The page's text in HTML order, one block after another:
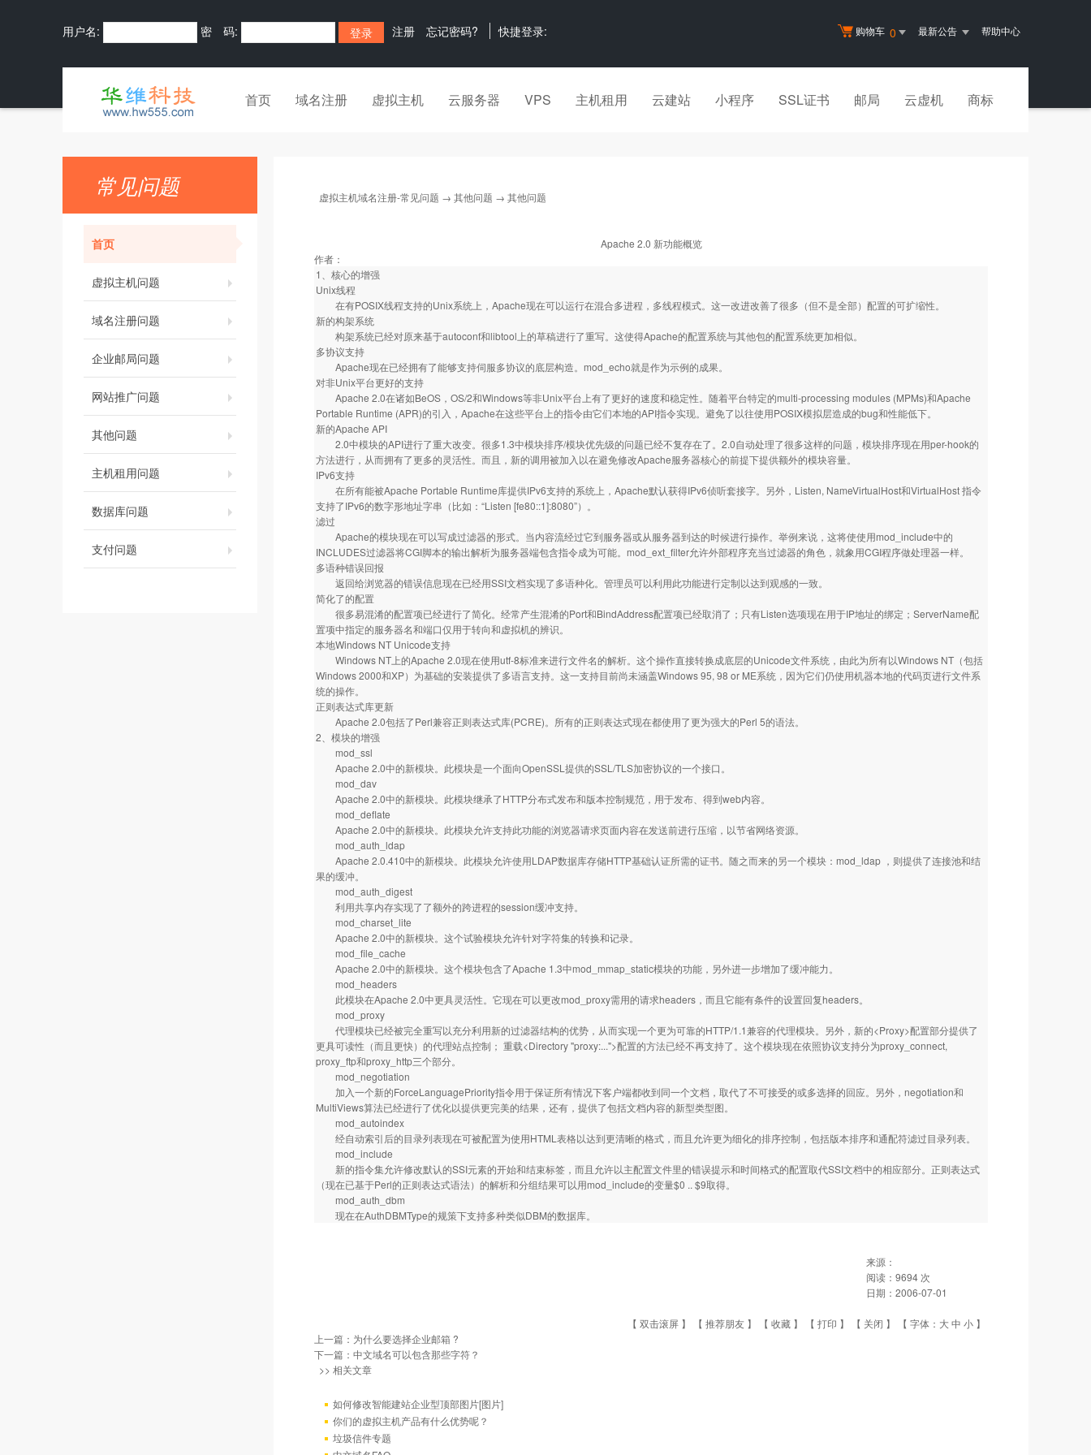
购物车 0 最新公告 帮助中心
用户名: 密 码: 注册 忘记密码? 快捷登录:
首页 域名注册 虚拟主机 云服务器 VPS 主机租用 云建站 小程序 SSL证书 邮局 云虚机 商标
常见问题
首页
虚拟主机问题
域名注册问题
企业邮局问题
网站推广问题
其他问题
主机租用问题
数据库问题
支付问题
虚拟主机域名注册-常见问题 → 其他问题 → 其他问题
Apache 2.0 新功能概览
作者：
1、核心的增强
Unix线程
在有POSIX线程支持的Unix系统上，Apache现在可以运行在混合多进程，多线程模式。这一改进改善了很多（但不是全部）配置的可扩缩性。
新的构架系统
构架系统已经对原来基于autoconf和libtool上的草稿进行了重写。这使得Apache的配置系统与其他包的配置系统更加相似。
多协议支持
Apache现在已经拥有了能够支持伺服多协议的底层构造。mod_echo就是作为示例的成果。
对非Unix平台更好的支持
Apache 2.0在诸如BeOS，OS/2和Windows等非Unix平台上有了更好的速度和稳定性。随着平台特定的multi-processing modules (MPMs)和Apache
Portable Runtime (APR)的引入，Apache在这些平台上的指令由它们本地的API指令实现。避免了以往使用POSIX模拟层造成的bug和性能低下。
新的Apache API
2.0中模块的API进行了重大改变。很多1.3中模块排序/模块优先级的问题已经不复存在了。2.0自动处理了很多这样的问题，模块排序现在用per-hook的
方法进行，从而拥有了更多的灵活性。而且，新的调用被加入以在避免修改Apache服务器核心的前提下提供额外的模块容量。
IPv6支持
在所有能被Apache Portable Runtime库提供IPv6支持的系统上，Apache默认获得IPv6侦听套接字。另外，Listen, NameVirtualHost和VirtualHost 指令
支持了IPv6的数字形地址字串（比如：“Listen [fe80::1]:8080”）。
滤过
Apache的模块现在可以写成过滤器的形式。当内容流经过它到服务器或从服务器到达的时候进行操作。举例来说，这将使使用mod_include中的
INCLUDES过滤器将CGI脚本的输出解析为服务器端包含指令成为可能。mod_ext_filter允许外部程序充当过滤器的角色，就象用CGI程序做处理器一样。
多语种错误回报
返回给浏览器的错误信息现在已经用SSI文档实现了多语种化。管理员可以利用此功能进行定制以达到观感的一致。
简化了的配置
很多易混淆的配置项已经进行了简化。经常产生混淆的Port和BindAddress配置项已经取消了；只有Listen选项现在用于IP地址的绑定；ServerName配
置项中指定的服务器名和端口仅用于转向和虚拟机的辨识。
本地Windows NT Unicode支持
Windows NT上的Apache 2.0现在使用utf-8标准来进行文件名的解析。这个操作直接转换成底层的Unicode文件系统，由此为所有以Windows NT（包括
Windows 2000和XP）为基础的安装提供了多语言支持。这一支持目前尚未涵盖Windows 95, 98 or ME系统，因为它们仍使用机器本地的代码页进行文件系
统的操作。
正则表达式库更新
Apache 2.0包括了Perl兼容正则表达式库(PCRE)。所有的正则表达式现在都使用了更为强大的Perl 5的语法。
2、模块的增强
mod_ssl
Apache 2.0中的新模块。此模块是一个面向OpenSSL提供的SSL/TLS加密协议的一个接口。
mod_dav
Apache 2.0中的新模块。此模块继承了HTTP分布式发布和版本控制规范，用于发布、得到web内容。
mod_deflate
Apache 2.0中的新模块。此模块允许支持此功能的浏览器请求页面内容在发送前进行压缩，以节省网络资源。
mod_auth_ldap
Apache 2.0.410中的新模块。此模块允许使用LDAP数据库存储HTTP基础认证所需的证书。随之而来的另一个模块：mod_ldap ，则提供了连接池和结
果的缓冲。
mod_auth_digest
利用共享内存实现了了额外的跨进程的session缓冲支持。
mod_charset_lite
Apache 2.0中的新模块。这个试验模块允许针对字符集的转换和记录。
mod_file_cache
Apache 2.0中的新模块。这个模块包含了Apache 1.3中mod_mmap_static模块的功能，另外进一步增加了缓冲能力。
mod_headers
此模块在Apache 2.0中更具灵活性。它现在可以更改mod_proxy需用的请求headers，而且它能有条件的设置回复headers。
mod_proxy
代理模块已经被完全重写以充分利用新的过滤器结构的优势，从而实现一个更为可靠的HTTP/1.1兼容的代理模块。另外，新的<Proxy>配置部分提供了
更具可读性（而且更快）的代理站点控制； 重载<Directory "proxy:...">配置的方法已经不再支持了。这个模块现在依照协议支持分为proxy_connect,
proxy_ftp和proxy_http三个部分。
mod_negotiation
加入一个新的ForceLanguagePriority指令用于保证所有情况下客户端都收到同一个文档，取代了不可接受的或多选择的回应。另外，negotiation和
MultiViews算法已经进行了优化以提供更完美的结果，还有，提供了包括文档内容的新型类型图。
mod_autoindex
经自动索引后的目录列表现在可被配置为使用HTML表格以达到更清晰的格式，而且允许更为细化的排序控制，包括版本排序和通配符滤过目录列表。
mod_include
新的指令集允许修改默认的SSI元素的开始和结束标签，而且允许以主配置文件里的错误提示和时间格式的配置取代SSI文档中的相应部分。正则表达式
（现在已基于Perl的正则表达式语法）的解析和分组结果可以用mod_include的变量$0 .. $9取得。
mod_auth_dbm
现在在AuthDBMType的规策下支持多种类似DBM的数据库。
来源：
阅读： 9694 次
日期： 2006-07-01
【 双击滚屏 】 【 推荐朋友 】 【 收藏 】 【 打印 】 【 关闭 】 【 字体： 大中 小 】
上一篇： 为什么要选择企业邮箱 ?
下一篇： 中文域名可以包含那些字符？
>> 相关文章
如何修改智能建站企业型顶部图片[图片]
你们的虚拟主机产品有什么优势呢？
垃圾信件专题